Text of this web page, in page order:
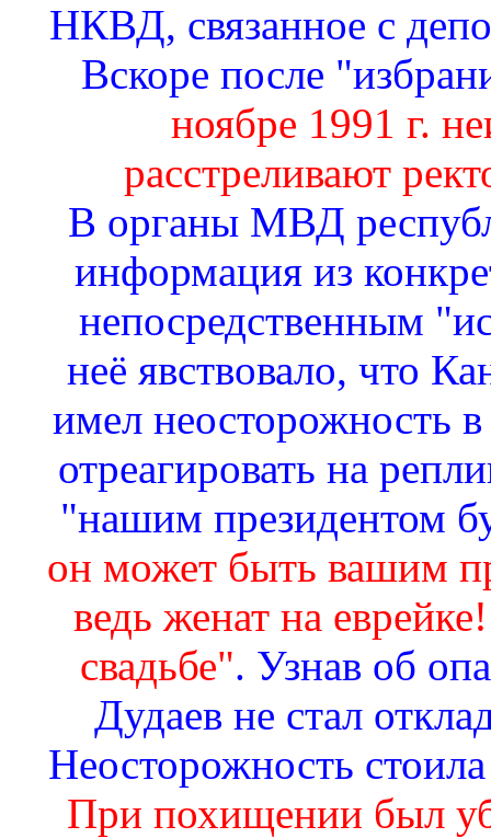
НКВД, связанное с
Вскоре после
ноябре 1991 г.
расстреливают
В органы МВД
информация из
непосредственным
неё явствовало, что
имел неосторожность
отреагировать на
"нашим президентом
он может быть вашим
ведь женат на
свадьбе". Узнав об
Дудаев не стал
Неосторожность
При похищении был